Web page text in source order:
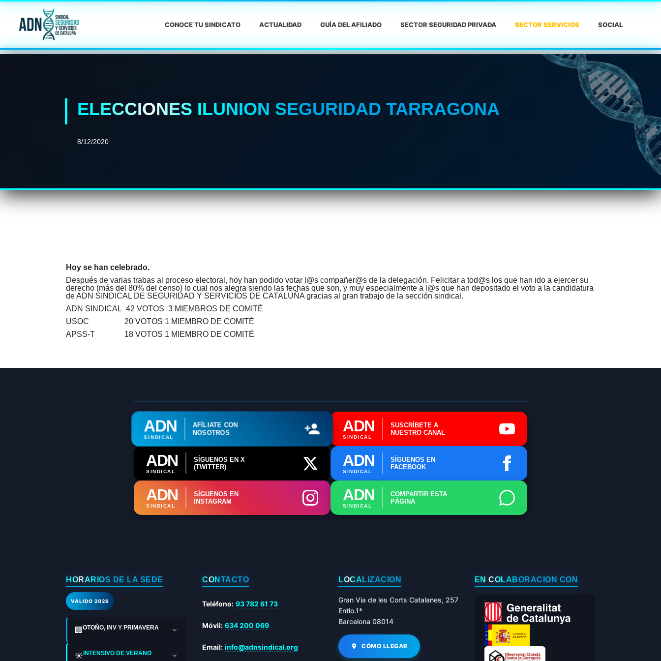
CONOCE TU SINDICATO ACTUALIDAD GUÍA DEL AFILIADO SECTOR SEGURIDAD PRIVADA SECTOR SERVICIOS SOCIAL
ELECCIONES ILUNION SEGURIDAD TARRAGONA
8/12/2020
Hoy se han celebrado.
Después de varias trabas al proceso electoral, hoy han podido votar l@s compañer@s de la delegación. Felicitar atod@s los que han ido a ejercer su
derecho (más del 80% del censo) lo cual nos alegra siendo las fechas que son, y muy especialmente a l@s que han depositado el voto a la candidatura
de ADN SINDICAL DE SEGURIDAD Y SERVICIOS DE CATALUÑA gracias al gran trabajo de la sección sindical.
ADN SINDICAL 42 VOTOS 3 MIEMBROS DE COMITÉ
USOC 20 VOTOS 1 MIEMBRO DE COMITÉ
APSS-T 18 VOTOS 1 MIEMBRO DE COMITÉ
ADN
SINDICAL
AFÍLIATE CON
NOSOTROS
ADN
SINDICAL
SUSCRÍBETE A
NUESTRO CANAL
ADN
SINDICAL
SÍGUENOS EN X
(TWITTER)
ADN
SINDICAL
SÍGUENOS EN
FACEBOOK
ADN
SINDICAL
SÍGUENOS EN
INSTAGRAM
ADN
SINDICAL
COMPARTIR ESTA
PÁGINA
HORARIOS DE LA SEDE
VÁLIDO 2026
🏢OTOÑO, INV Y PRIMAVERA
☀️INTENSIVO DE VERANO
CONTACTO
Teléfono: 93 782 61 73
Móvil: 634 200 069
Email: info@adnsindical.org
LOCALIZACIÓN
Gran Via de les Corts Catalanes, 257
Entlo.1ª
Barcelona 08014
CÓMO LLEGAR
EN COLABORACIÓN CON
ℹ️ Consulta General a Sede (Email)
⚖️ Dpto. Jurídico y Abogados (Email)
🤖 Dudas Rápidas del Convenio (IA)
📊 Herramienta: Tabla Salarial PDF
📄 Herramienta: Generador Plantillas
✊ Trámite: Afiliarse al Sindicato